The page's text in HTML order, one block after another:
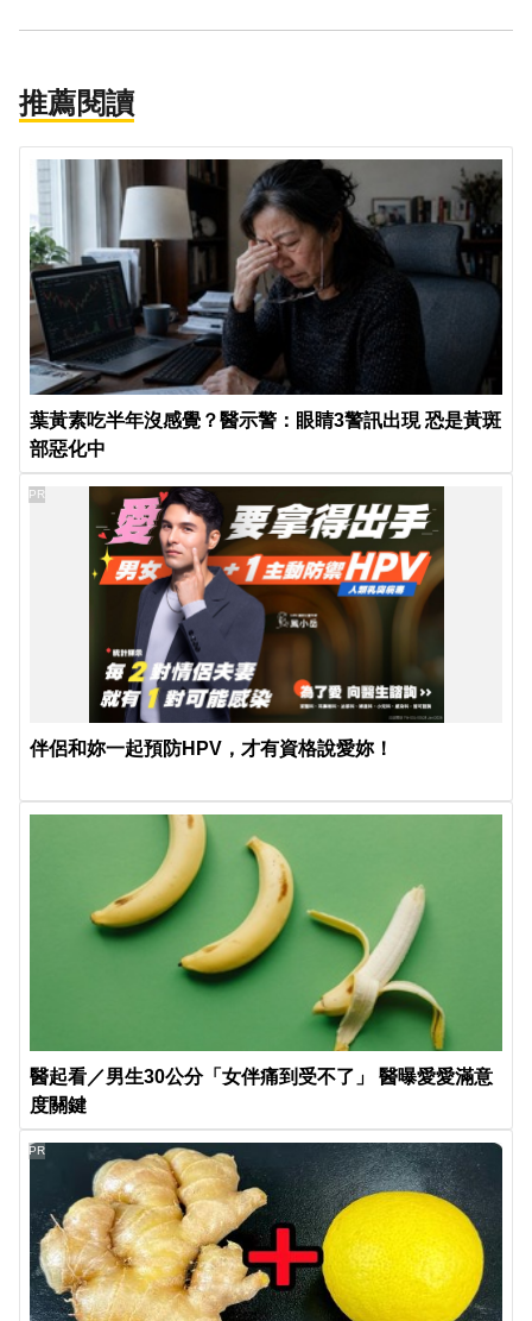
推薦閱讀
葉黃素吃半年沒感覺？醫示警：眼睛3警訊出現 恐是黃斑
部惡化中
伴侶和妳一起預防HPV，才有資格說愛妳！
PR
醫起看／男生30公分「女伴痛到受不了」 醫曝愛愛滿意
度關鍵
PR